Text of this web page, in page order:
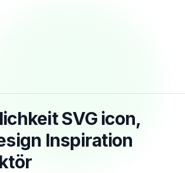
SVG icon,
Inspiration